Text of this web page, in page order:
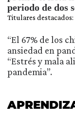
periodo de dos
Titulares destacados:
“El 67% de los
ansiedad en
“Estrés y mala
pandemia”.